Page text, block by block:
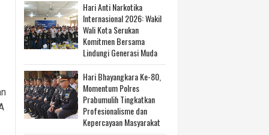
Hari Anti Narkotika
Internasional 2026: Wakil
Wali Kota Serukan
Komitmen Bersama
Lindungi Generasi Muda
Hari Bhayangkara Ke-80,
Momentum Polres
Prabumulih Tingkatkan
Profesionalisme dan
Kepercayaan Masyarakat